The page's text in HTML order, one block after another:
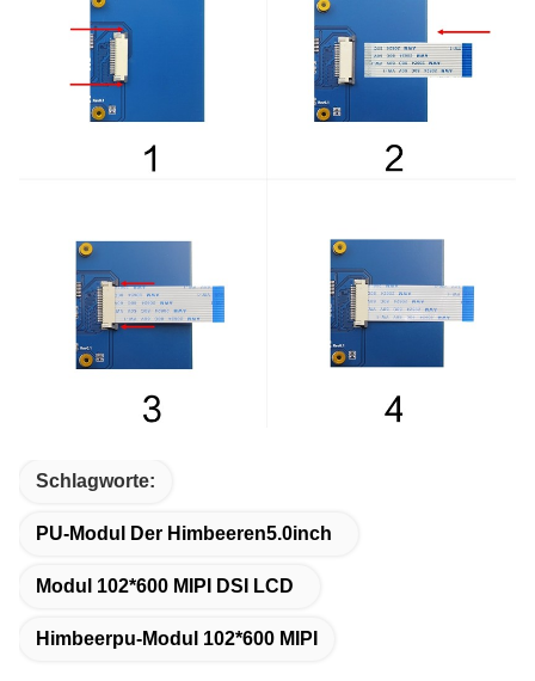
Schlagworte:
PU-Modul Der Himbeeren5.0inch
Modul 102*600 MIPI DSI LCD
Himbeerpu-Modul 102*600 MIPI